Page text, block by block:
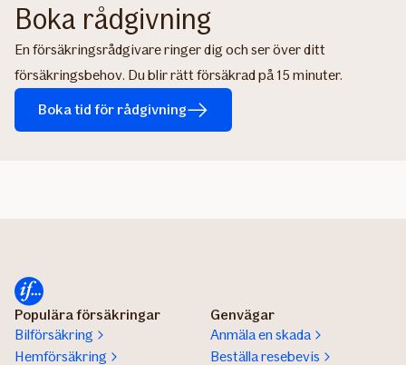
Boka rådgivning
En försäkringsrådgivare ringer dig och ser över ditt
försäkringsbehov. Du blir rätt försäkrad på 15 minuter.
Boka tid för rådgivning
Populära försäkringar
Bilförsäkring
Hemförsäkring
Genvägar
Anmäla en skada
Beställa resebevis